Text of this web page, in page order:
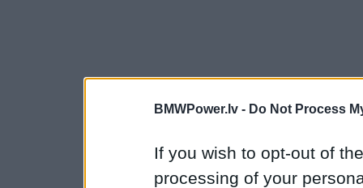
BMWPower.lv - Do Not Process
If you wish to opt-out of
processing of your